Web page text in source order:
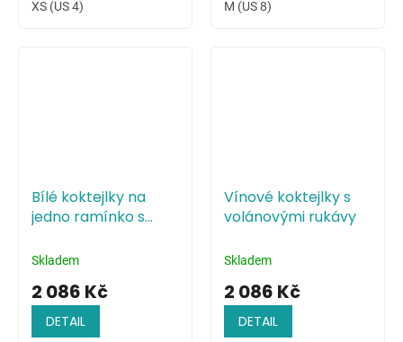
čaj, večírek či svatbu jako
XS (US 4) M (US 8)
Bílé koktejlky na
jedno ramínko s
Skladem
2 086 Kč
DETAIL
Vínové koktejlky s
volánovými rukávy
Skladem
2 086 Kč
DETAIL